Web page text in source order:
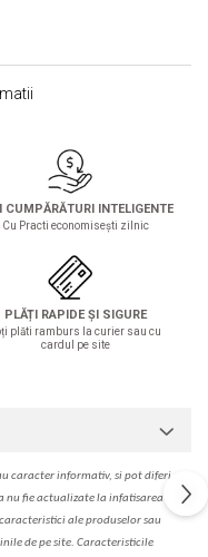
CUMPĂRĂTURI INTELIGENTE
Cu Practi economisești zilnic
PLĂȚI RAPIDE ȘI SIGURE
plăti ramburs la curier sau cu
cardul pe site
caracter informativ, si pot diferi
nu fie actualizate la infatisarea
ale produselor sau
de pe site. Caracteristicile